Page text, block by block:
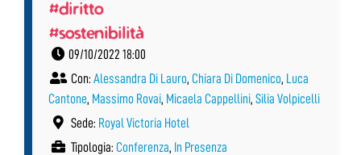
#diritto
#sostenibilità
09/10/2022 18:00
Con: Alessandra Di Lauro, Chiara Di Domenico, Luca
Cantone, Massimo Rovai, Micaela Cappellini, Silia Volpicelli
Sede: Royal Victoria Hotel
Tipologia: Conferenza, In Presenza